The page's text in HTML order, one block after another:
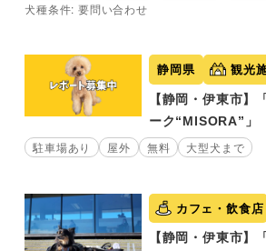
犬種条件: 要問い合わせ
静岡県 観光
【静岡・伊東市】
ーク“MISORA”」
駐車場あり 屋外 無料 大型犬まで
カフェ・飲食店
【静岡・伊東市】